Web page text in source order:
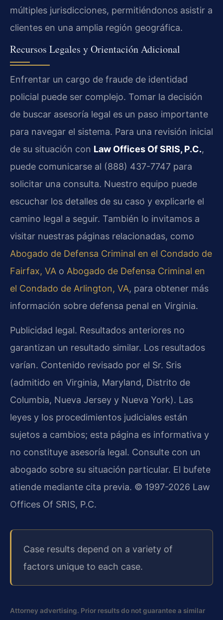
múltiples jurisdicciones, permitiéndonos asistir a
clientes en una amplia región geográfica.
Recursos Legales y Orientación Adicional
Enfrentar un cargo de fraude de identidad
policial puede ser complejo. Tomar la decisión
de buscar asesoría legal es un paso importante
para navegar el sistema. Para una revisión inicial
de su situación con Law Offices Of SRIS, P.C.,
puede comunicarse al (888) 437-7747 para
solicitar una consulta. Nuestro equipo puede
escuchar los detalles de su caso y explicarle el
camino legal a seguir. También lo invitamos a
visitar nuestras páginas relacionadas, como
Abogado de Defensa Criminal en el Condado de
Fairfax, VA o Abogado de Defensa Criminal en
el Condado de Arlington, VA, para obtener más
información sobre defensa penal en Virginia.
Publicidad legal. Resultados anteriores no
garantizan un resultado similar. Los resultados
varían. Contenido revisado por el Sr. Sris
(admitido en Virginia, Maryland, Distrito de
Columbia, Nueva Jersey y Nueva York). Las
leyes y los procedimientos judiciales están
sujetos a cambios; esta página es informativa y
no constituye asesoría legal. Consulte con un
abogado sobre su situación particular. El bufete
atiende mediante cita previa. © 1997-2026 Law
Offices Of SRIS, P.C.
Case results depend on a variety of
factors unique to each case.
Attorney advertising. Prior results do not guarantee a similar